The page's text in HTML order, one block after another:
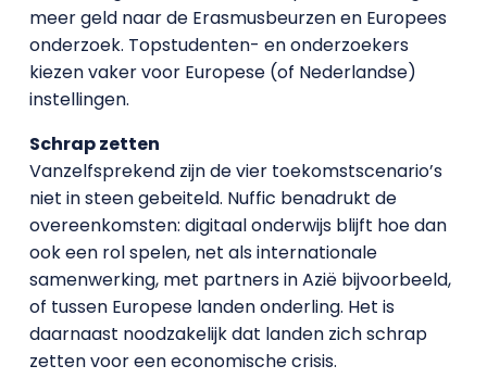
meer geld naar de Erasmusbeurzen en Europees
onderzoek. Topstudenten- en onderzoekers
kiezen vaker voor Europese (of Nederlandse)
instellingen.
Schrap zetten
Vanzelfsprekend zijn de vier toekomstscenario’s
niet in steen gebeiteld. Nuffic benadrukt de
overeenkomsten: digitaal onderwijs blijft hoe dan
ook een rol spelen, net als internationale
samenwerking, met partners in Azië bijvoorbeeld,
of tussen Europese landen onderling. Het is
daarnaast noodzakelijk dat landen zich schrap
zetten voor een economische crisis.